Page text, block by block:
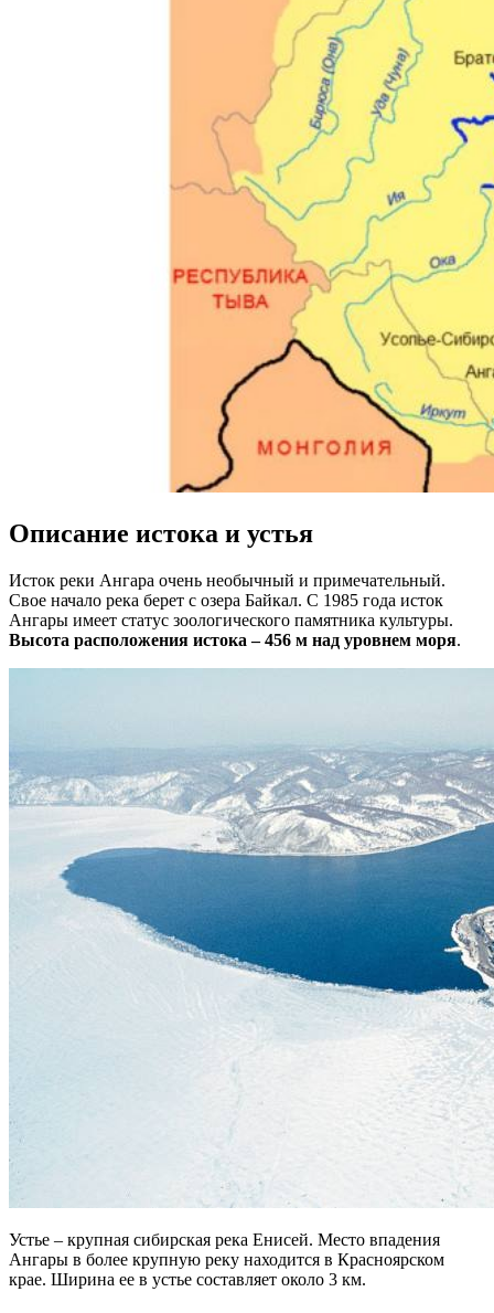
Описание истока и устья
Исток реки Ангара очень необычный и примечательный.
Свое начало река берет с озера Байкал. С 1985 года исток
Ангары имеет статус зоологического памятника культуры.
Высота расположения истока – 456 м над уровнем моря.
Устье – крупная сибирская река Енисей. Место впадения
Ангары в более крупную реку находится в Красноярском
крае. Ширина ее в устье составляет около 3 км.